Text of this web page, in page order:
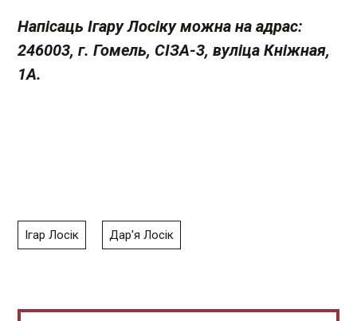
Напісаць Ігару Лосіку можна на адрас:
246003, г. Гомель, СІЗА-3, вуліца Кніжная,
1А.
Ігар Лосік Дар'я Лосік